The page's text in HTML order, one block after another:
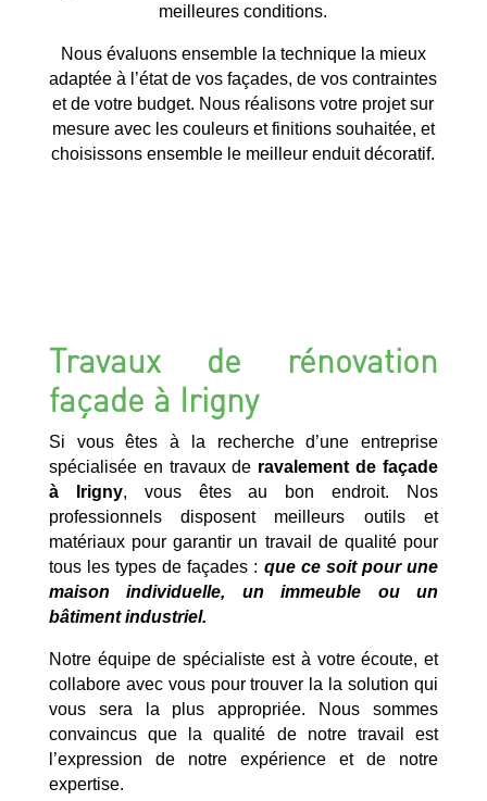
meilleures conditions.
Nous évaluons ensemble la technique la mieux
adaptée à l’état de vos façades, de vos contraintes
et de votre budget. Nous réalisons votre projet sur
mesure avec les couleurs et finitions souhaitée, et
choisissons ensemble le meilleur enduit décoratif.
Travaux de rénovation
façade à Irigny
Si vous êtes à la recherche d’une entreprise
spécialisée en travaux de ravalement de façade
à Irigny, vous êtes au bon endroit. Nos
professionnels disposent meilleurs outils et
matériaux pour garantir un travail de qualité pour
tous les types de façades : que ce soit pour une
maison individuelle, un immeuble ou un
bâtiment industriel.
Notre équipe de spécialiste est à votre écoute, et
collabore avec vous pour trouver la la solution qui
vous sera la plus appropriée. Nous sommes
convaincus que la qualité de notre travail est
l’expression de notre expérience et de notre
expertise.